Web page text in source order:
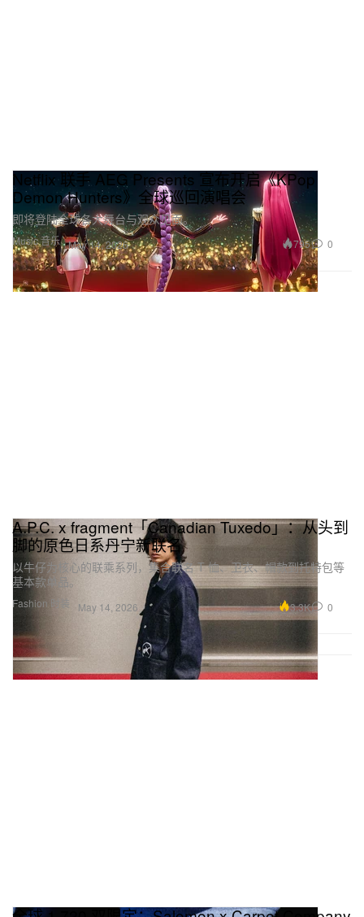
Music 音乐
Netflix 联手 AEG Presents 宣布开启《KPop
Demon Hunters》全球巡回演唱会
即将登陆全球各大舞台与观众见面。
May 14, 2026 795 0
Fashion 时装
A.P.C. x fragment「Canadian Tuxedo」：从头到
脚的原色日系丹宁新联名
以牛仔为核心的联乘系列，集合联名 T 恤、卫衣、帽款到托特包等
基本款单品。
May 14, 2026 3.3K 0